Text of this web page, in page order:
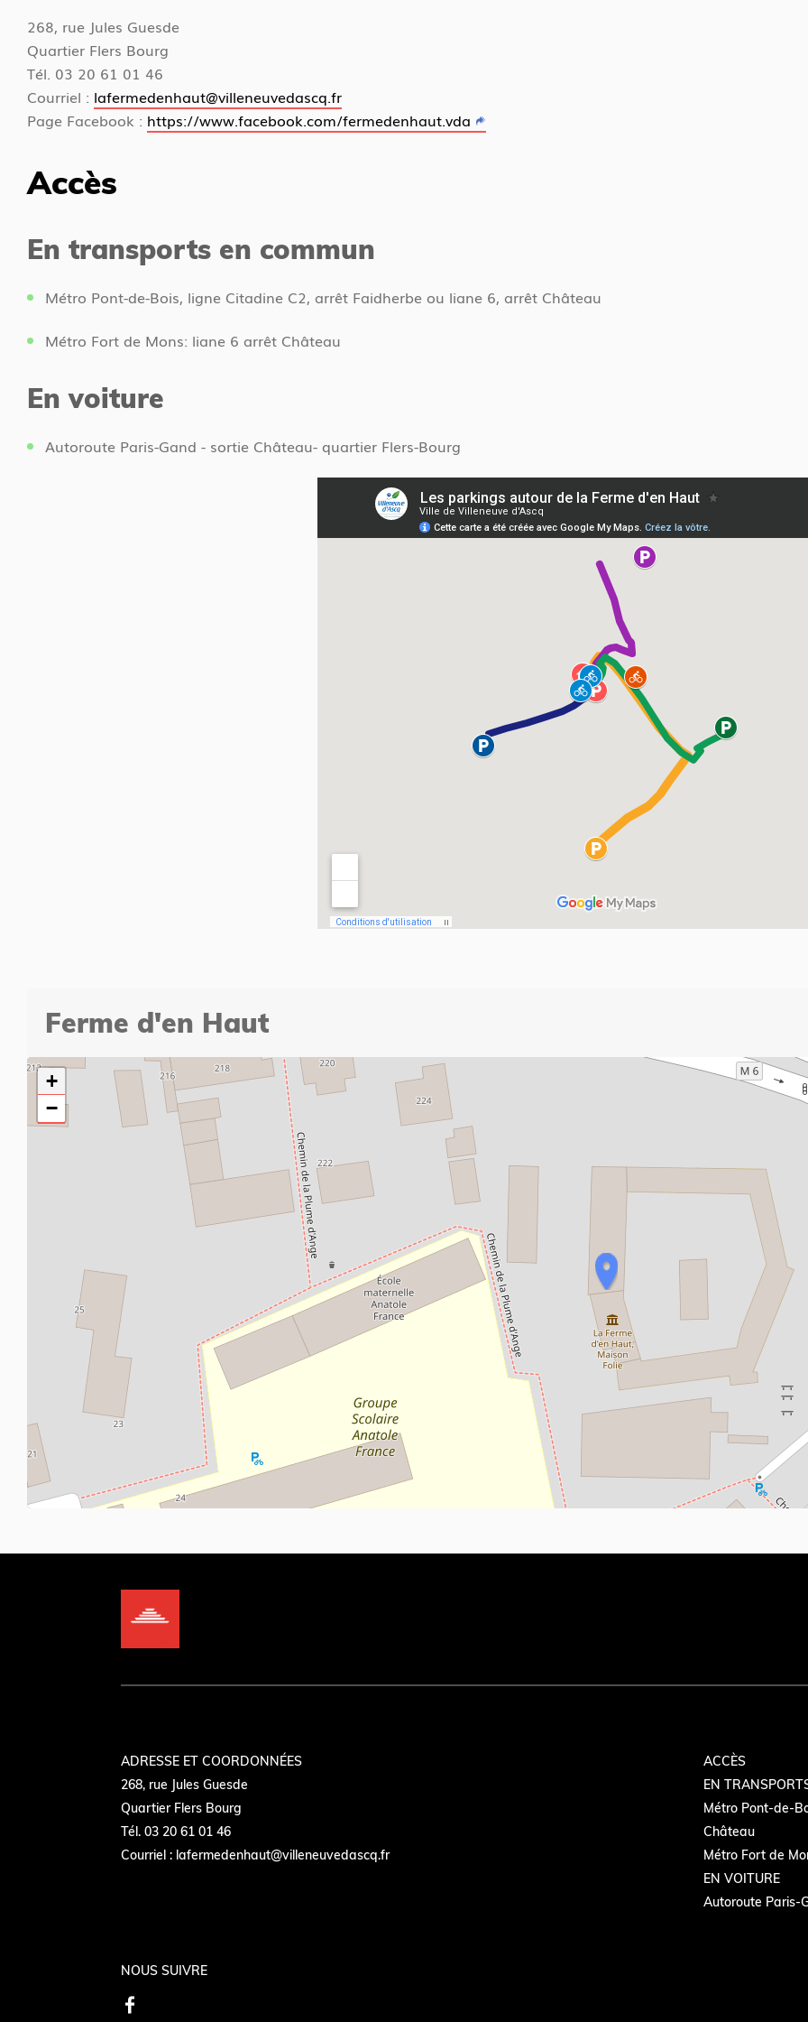
iu
e
i
l
268, rue Jules Guesde
Quartier Flers Bourg
Tél. 03 20 61 01 46
Courriel : lafermedenhaut@villeneuvedascq.fr
Page Facebook : https://www.facebook.com/fermedenhaut.vda
Accès
En transports en commun
Métro Pont-de-Bois, ligne Citadine C2, arrêt Faidherbe ou liane 6, arrêt Château
Métro Fort de Mons: liane 6 arrêt Château
En voiture
Autoroute Paris-Gand - sortie Château- quartier Flers-Bourg
Ferme d'en Haut
+
−
ADRESSE ET COORDONNÉES
268, rue Jules Guesde
Quartier Flers Bourg
Tél. 03 20 61 01 46
Courriel : lafermedenhaut@villeneuvedascq.fr
ACCÈS
EN
Métro Pont-de-
Château
Métro Fort de
EN VOITURE
Autoroute Paris-
NOUS SUIVRE
F